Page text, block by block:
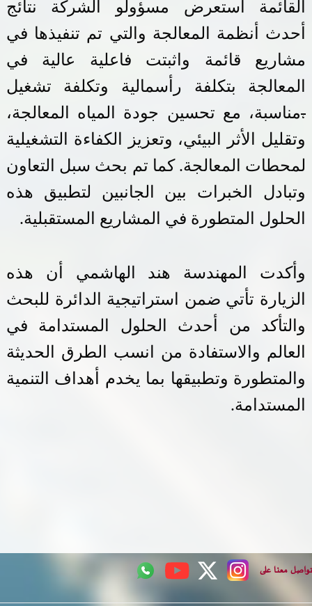
القائمة استعرض مسؤولو الشركة
نتائج
أحدث أنظمة المعالجة والتي تم تنفيذها في
مشاريع قائمة واثبتت فاعلية عالية في
المعالجة بتكلفة رأسمالية وتكلفة تشغيل
،مناسبة، مع تحسين جودة المياه المعالجة،
وتقليل الأثر البيئي، وتعزيز الكفاءة التشغيلية
لمحطات المعالجة. كما تم بحث سبل التعاون
وتبادل الخبرات بين الجانبين لتطبيق هذه
الحلول المتطورة في المشاريع المستقبلية.
وأكدت المهندسة هند الهاشمي أن هذه
الزيارة تأتي ضمن استراتيجية الدائرة للبحث
والتأكد من أحدث الحلول المستدامة في
العالم والاستفادة من انسب الطرق الحديثة
والمتطورة وتطبيقها بما يخدم أهداف التنمية
المستدامة.
معنا على